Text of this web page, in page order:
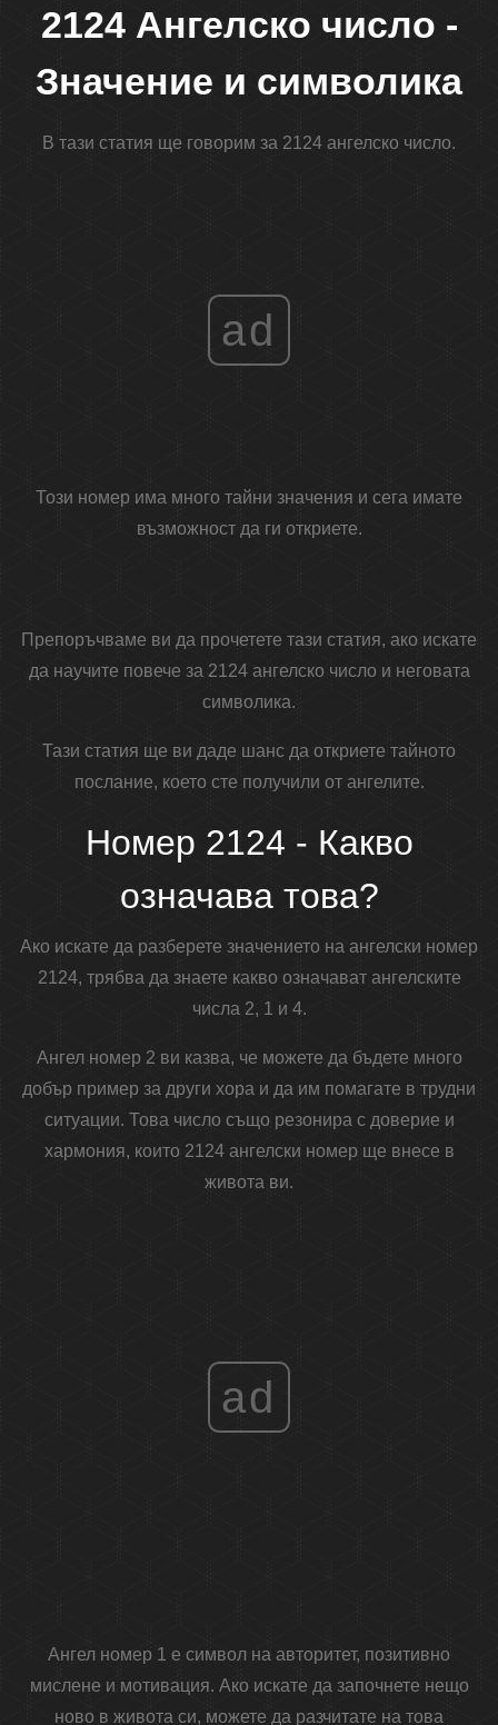
2124 Ангелско число -
Значение и символика
В тази статия ще говорим за 2124 ангелско число.
ad
Този номер има много тайни значения и сега имате
възможност да ги откриете.
Препоръчваме ви да прочетете тази статия, ако искате
да научите повече за 2124 ангелско число и неговата
символика.
Тази статия ще ви даде шанс да откриете тайното
послание, което сте получили от ангелите.
Номер 2124 - Какво
означава това?
Ако искате да разберете значението на ангелски номер
2124, трябва да знаете какво означават ангелските
числа 2, 1 и 4.
Ангел номер 2 ви казва, че можете да бъдете много
добър пример за други хора и да им помагате в трудни
ситуации. Това число също резонира с доверие и
хармония, които 2124 ангелски номер ще внесе в
живота ви.
ad
Ангел номер 1 е символ на авторитет, позитивно
мислене и мотивация. Ако искате да започнете нещо
ново в живота си, можете да разчитате на това